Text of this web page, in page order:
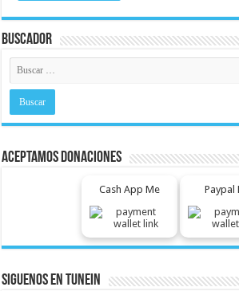
Buscador
Aceptamos Donaciones
Cash App Me Paypal
Siguenos En Tunein